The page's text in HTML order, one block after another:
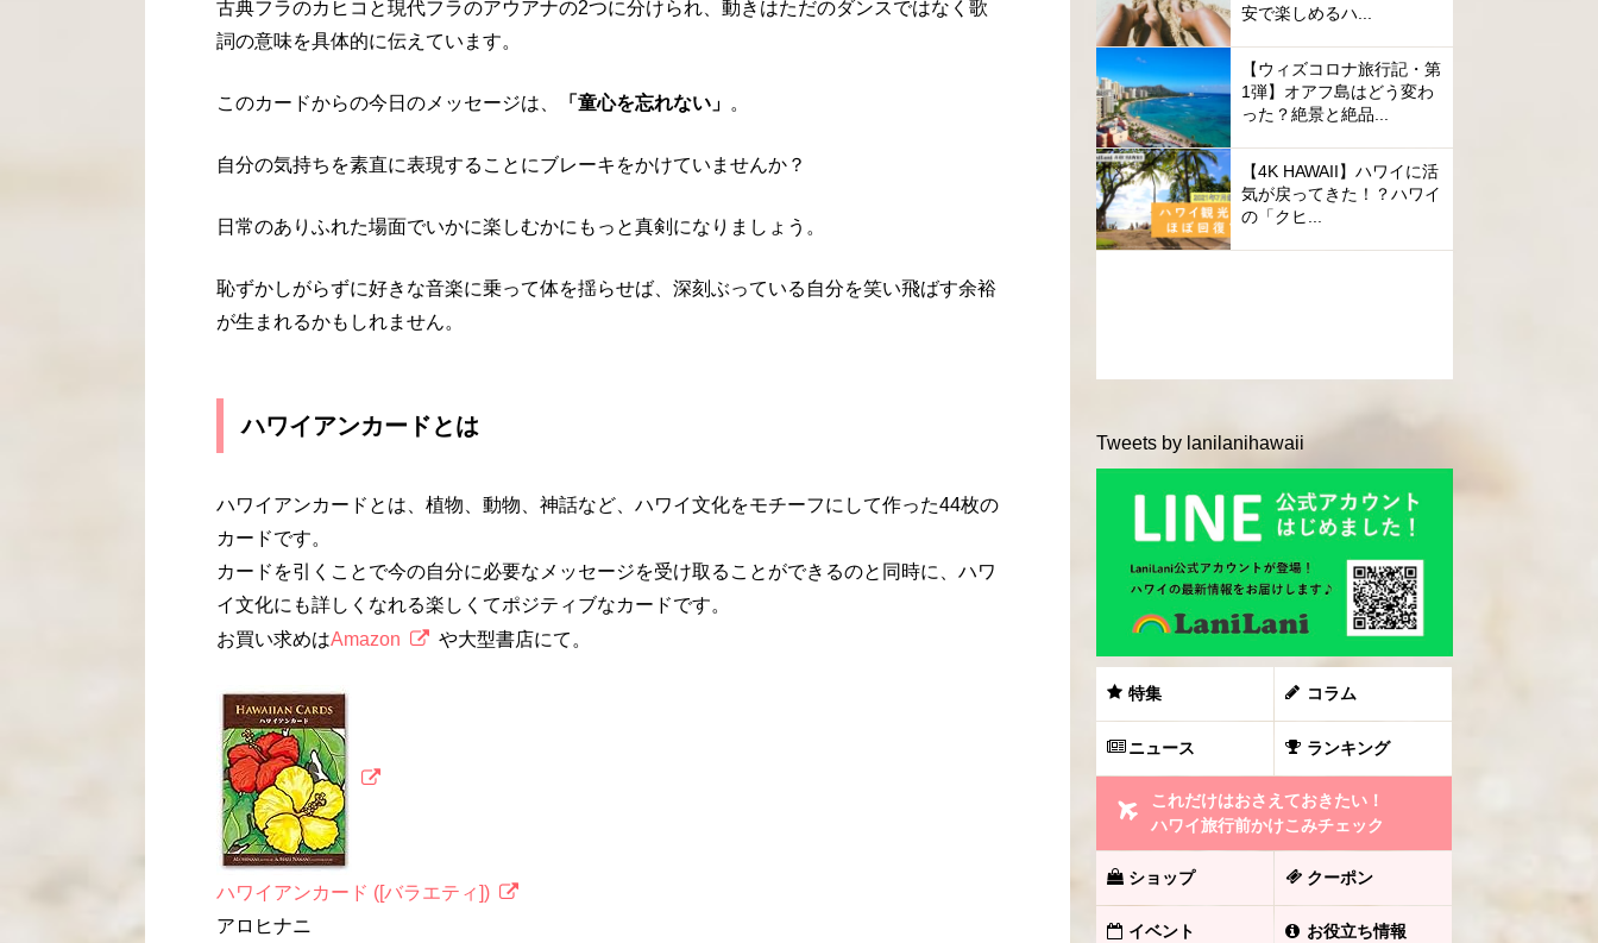
古典フラのカヒコと現代フラのアウアナの2つに分けられ、動きはただのダンスではなく歌
詞の意味を具体的に伝えています。
このカードからの今日のメッセージは、 「童心を忘れない」 。
自分の気持ちを素直に表現することにブレーキをかけていませんか？
日常のありふれた場面でいかに楽しむかにもっと真剣になりましょう。
恥ずかしがらずに好きな音楽に乗って体を揺らせば、深刻ぶっている自分を笑い飛ばす余裕
が生まれるかもしれません。
ハワイアンカードとは
ハワイアンカードとは、植物、動物、神話など、ハワイ文化をモチーフにして作った44枚の
カードです。
カードを引くことで今の自分に必要なメッセージを受け取ることができるのと同時に、ハワ
イ文化にも詳しくなれる楽しくてポジティブなカードです。
お買い求めはAmazon や大型書店にて。
ハワイアンカード ([バラエティ])
アロヒナニ
安で楽しめるハ...
【ウィズコロナ旅行記・第
1弾】オアフ島はどう変わ
った？絶景と絶品...
【4K HAWAII】ハワイに活
気が戻ってきた！？ハワイ
の「クヒ...
Tweets by lanilanihawaii
特集 コラム
ニュース ランキング
これだけはおさえておきたい！
ハワイ旅行前かけこみチェック
ショップ クーポン
イベント お役立ち情報